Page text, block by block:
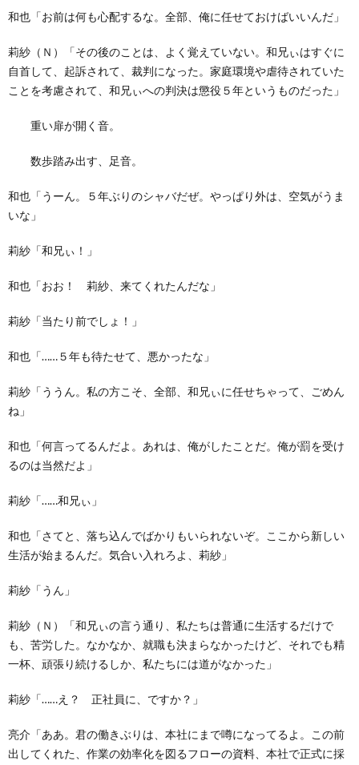
和也「お前は何も心配するな。全部、俺に任せておけばいいんだ」
莉紗（Ｎ）「その後のことは、よく覚えていない。和兄ぃはすぐに
自首して、起訴されて、裁判になった。家庭環境や虐待されていた
ことを考慮されて、和兄ぃへの判決は懲役５年というものだった」
重い扉が開く音。
数歩踏み出す、足音。
和也「うーん。５年ぶりのシャバだぜ。やっぱり外は、空気がうま
いな」
莉紗「和兄ぃ！」
和也「おお！ 莉紗、来てくれたんだな」
莉紗「当たり前でしょ！」
和也「……５年も待たせて、悪かったな」
莉紗「ううん。私の方こそ、全部、和兄ぃに任せちゃって、ごめん
ね」
和也「何言ってるんだよ。あれは、俺がしたことだ。俺が罰を受け
るのは当然だよ」
莉紗「……和兄ぃ」
和也「さてと、落ち込んでばかりもいられないぞ。ここから新しい
生活が始まるんだ。気合い入れろよ、莉紗」
莉紗「うん」
莉紗（Ｎ）「和兄ぃの言う通り、私たちは普通に生活するだけで
も、苦労した。なかなか、就職も決まらなかったけど、それでも精
一杯、頑張り続けるしか、私たちには道がなかった」
莉紗「……え？ 正社員に、ですか？」
亮介「ああ。君の働きぶりは、本社にまで噂になってるよ。この前
出してくれた、作業の効率化を図るフローの資料、本社で正式に採